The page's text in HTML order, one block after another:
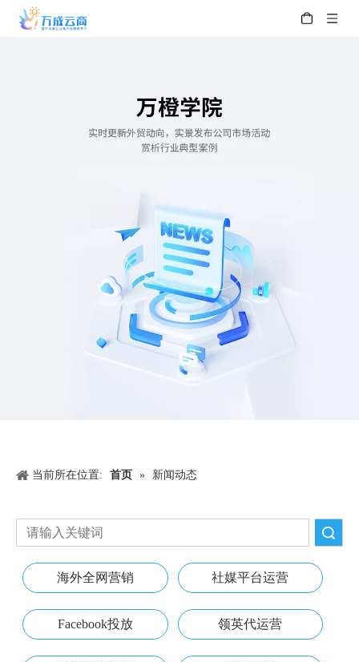
当前所在位置: 首页 » 新闻动态
海外全网营销 社媒平台运营
Facebook投放 领英代运营